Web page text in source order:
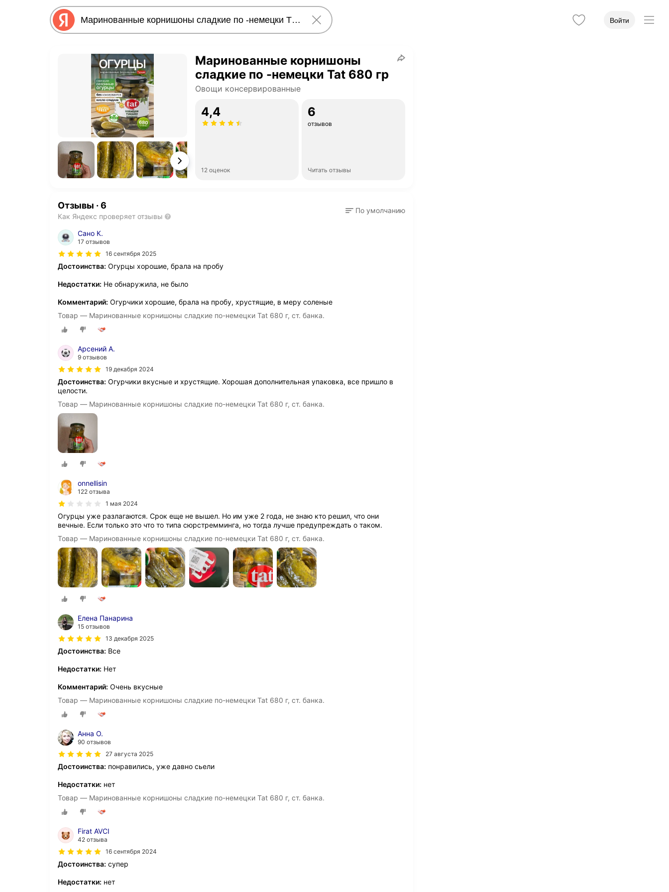
Войти
Маринованные корнишоны
сладкие по -немецки Tat 680 гр
Овощи консервированные
4,4
12 оценок
6
отзывов
Читать отзывы
Отзывы · 6
Как Яндекс проверяет отзывы
По умолчанию
Сано К.
17 отзывов
16 сентября 2025
Достоинства: Огурцы хорошие, брала на пробу
Недостатки: Не обнаружила, не было
Комментарий: Огурчики хорошие, брала на пробу, хрустящие, в меру соленые
Товар — Маринованные корнишоны сладкие по-немецки Tat 680 г, ст. банка.
Арсений А.
9 отзывов
19 декабря 2024
Достоинства: Огурчики вкусные и хрустящие. Хорошая дополнительная упаковка, все пришло в
целости.
Товар — Маринованные корнишоны сладкие по-немецки Tat 680 г, ст. банка.
onnellisin
122 отзыва
1 мая 2024
Огурцы уже разлагаются. Срок еще не вышел. Но им уже 2 года, не знаю кто решил, что они
вечные. Если только это что то типа сюрстремминга, но тогда лучше предупреждать о таком.
Товар — Маринованные корнишоны сладкие по-немецки Tat 680 г, ст. банка.
Елена Панарина
15 отзывов
13 декабря 2025
Достоинства: Все
Недостатки: Нет
Комментарий: Очень вкусные
Товар — Маринованные корнишоны сладкие по-немецки Tat 680 г, ст. банка.
Анна О.
90 отзывов
27 августа 2025
Достоинства: понравились, уже давно сьели
Недостатки: нет
Товар — Маринованные корнишоны сладкие по-немецки Tat 680 г, ст. банка.
Firat AVCI
42 отзыва
16 сентября 2024
Достоинства: супер
Недостатки: нет